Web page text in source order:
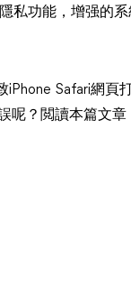
私功能，增强的
Safari網頁
呢？閲讀本篇文